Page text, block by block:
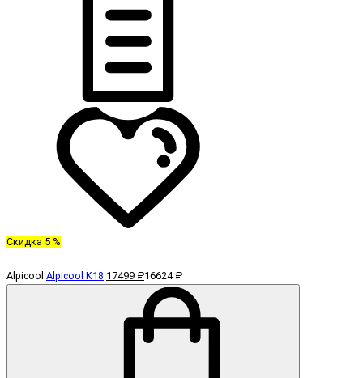
Скидка 5 %
Alpicool Alpicool K18 17499 ₽16624 ₽